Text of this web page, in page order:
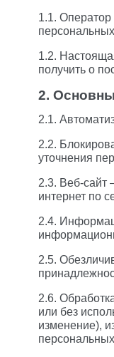
1.1. Оператор
1.2.
получить о
2.
2.1.
2.2.
уточнения
2.3. Веб-сайт
интернет по
2.4.
2.5.
2.6.
или без
изменение),